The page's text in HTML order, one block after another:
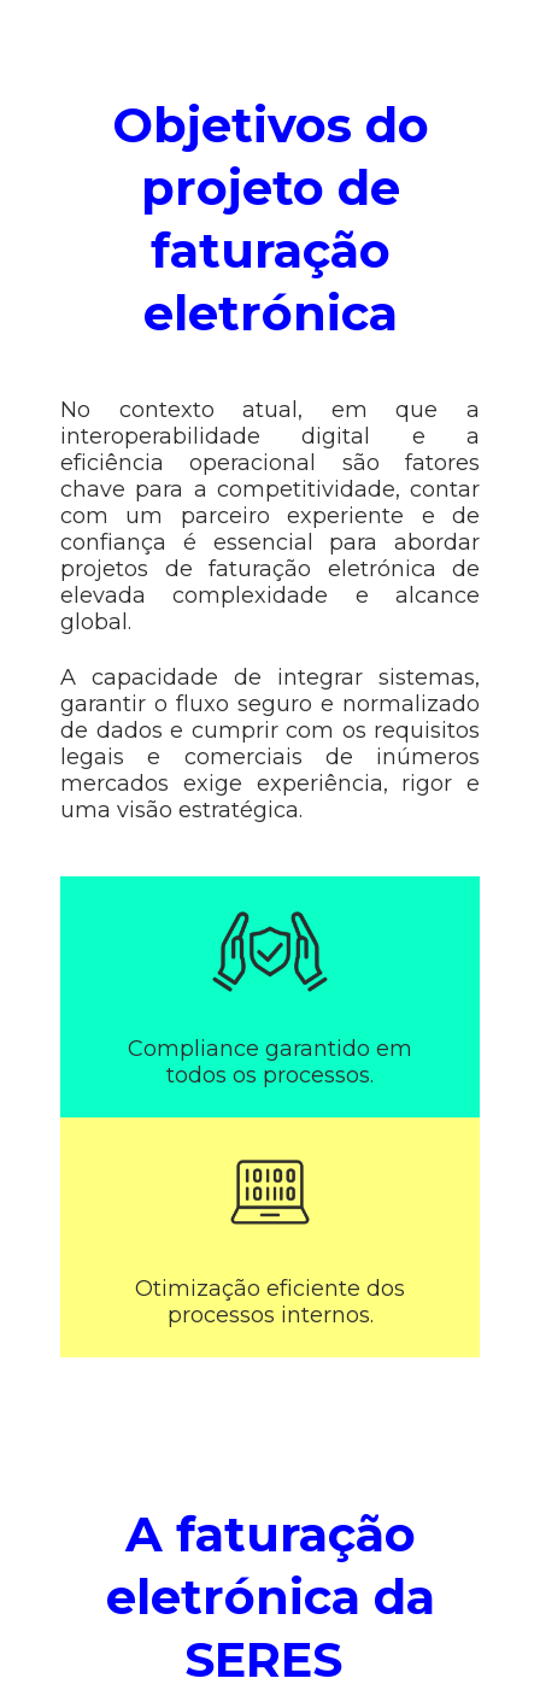
Objetivos do
projeto de
faturação
eletrónica
No contexto atual, em que a
interoperabilidade digital e a
eficiência operacional são fatores
chave para a competitividade, contar
com um parceiro experiente e de
confiança é essencial para abordar
projetos de faturação eletrónica de
elevada complexidade e alcance
global.
A capacidade de integrar sistemas,
garantir o fluxo seguro e normalizado
de dados e cumprir com os requisitos
legais e comerciais de inúmeros
mercados exige experiência, rigor e
uma visão estratégica.
Compliance garantido em
todos os processos.
Otimização eficiente dos
processos internos.
A faturação
eletrónica da
SERES